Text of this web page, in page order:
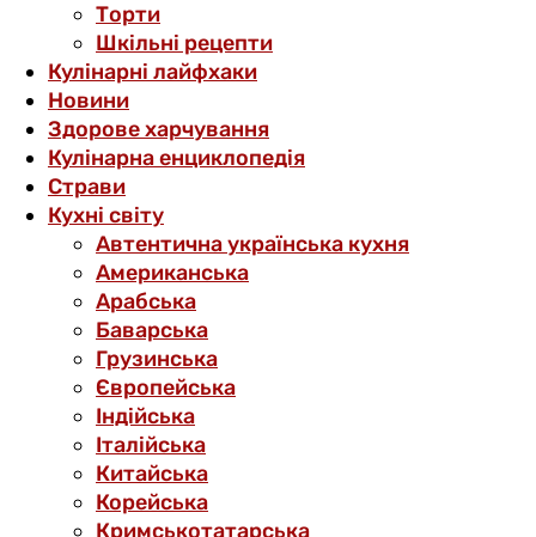
Торти
Шкільні рецепти
Кулінарні лайфхаки
Новини
Здорове харчування
Кулінарна енциклопедія
Страви
Кухні світу
Автентична українська кухня
Американська
Арабська
Баварська
Грузинська
Європейська
Індійська
Італійська
Китайська
Корейська
Кримськотатарська